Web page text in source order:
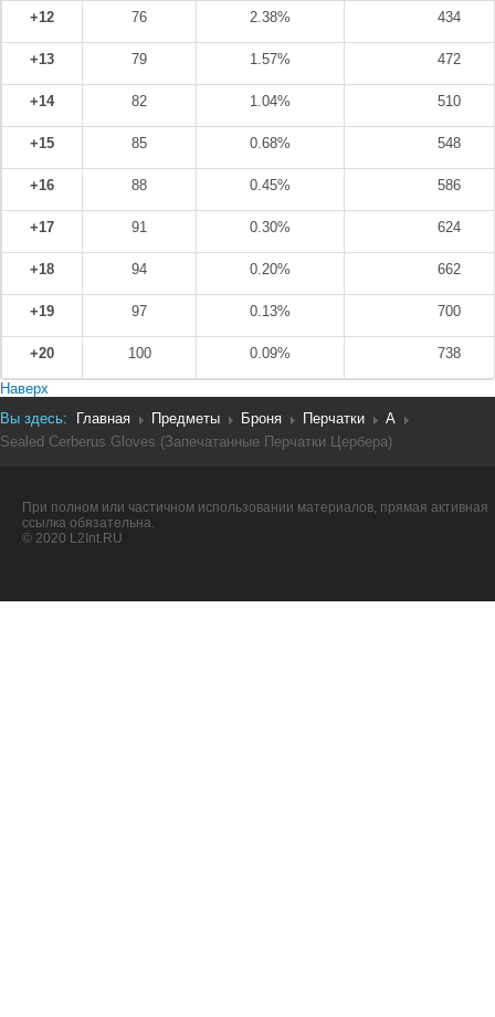
+12 76 2.38% 434
+13 79 1.57% 472
+14 82 1.04% 510
+15 85 0.68% 548
+16 88 0.45% 586
+17 91 0.30% 624
+18 94 0.20% 662
+19 97 0.13% 700
+20 100 0.09% 738
Наверх
Вы здесь:
Главная Предметы Броня Перчатки
A
Sealed Cerberus Gloves (Запечатанные Перчатки Цербера)
При полном или частичном использовании материалов, прямая активная
ссылка обязательна.
© 2020 L2Int.RU